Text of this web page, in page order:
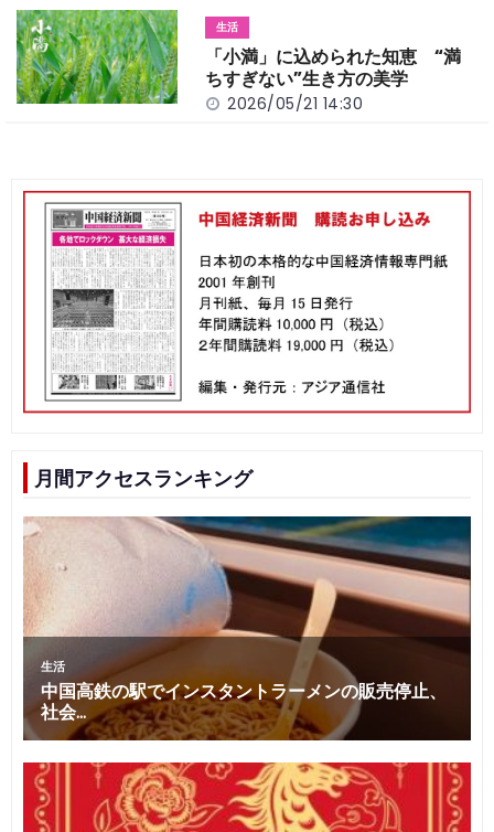
生活
「小満」に込められた知恵 “満
ちすぎない”生き方の美学
2026/05/21 14:30
月間アクセスランキング